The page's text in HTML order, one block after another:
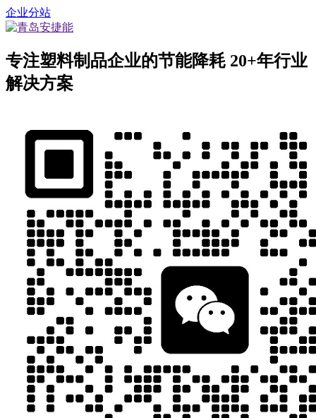
企业分站
专注塑料制品企业的节能降耗 20+年行业
解决方案